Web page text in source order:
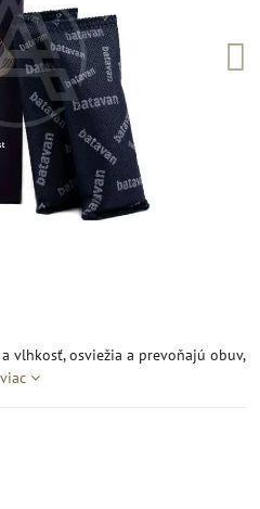
vlhkosť, osviežia a prevoňajú obuv,